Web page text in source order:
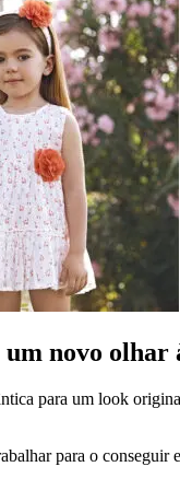
novo
para um look
para o conseguir